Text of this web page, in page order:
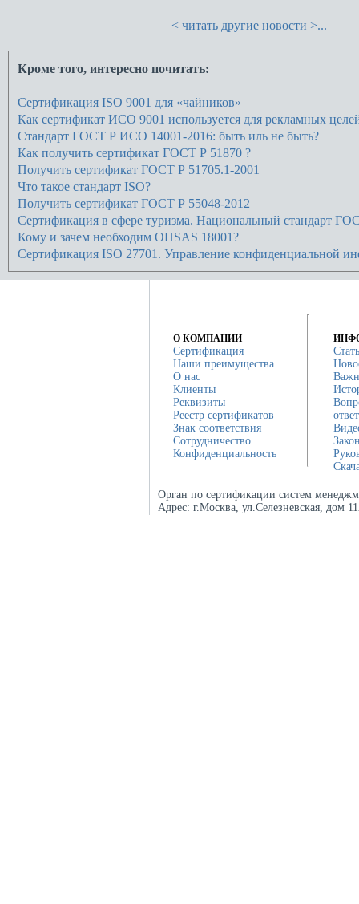
< читать другие новости >...
Кроме того, интересно почитать:
Сертификация ISO 9001 для «чайников»
Как сертификат ИСО 9001 используется для рекламных
Стандарт ГОСТ Р ИСО 14001-2016: быть иль не быть?
Как получить сертификат ГОСТ Р 51870 ?
Получить сертификат ГОСТ Р 51705.1-2001
Что такое стандарт ISO?
Получить сертификат ГОСТ Р 55048-2012
Сертификация в сфере туризма. Национальный стандарт
Кому и зачем необходим OHSAS 18001?
Сертификация ISO 27701. Управление конфиденциальной
О КОМПАНИИ
Сертификация
Наши преимущества
О нас
Клиенты
Реквизиты
Реестр сертификатов
Знак соответствия
Сотрудничество
Конфиденциальность
Орган по сертификации систем
Адрес: г.Москва, ул.Селезневская, дом